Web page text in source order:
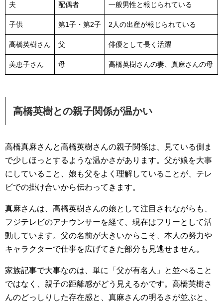
夫 配偶者 一般男性と報じられている
子供 第1子・第2子 2人の出産が報じられている
高橋英樹さん 父 俳優として長く活躍
美恵子さん 母 高橋英樹さんの妻、真麻さんの母
高橋英樹との親子関係が温かい
高橋真麻さんと高橋英樹さんの親子関係は、見ている側ま
で少しほっとするような温かさがあります。父が娘を大事
にしていること、娘も父をよく理解していることが、テレ
ビでの掛け合いから伝わってきます。
真麻さんは、高橋英樹さんの娘として注目されながらも、
フジテレビのアナウンサーを経て、現在はフリーとして活
動しています。父の名前が大きいからこそ、本人の努力や
キャラクターで仕事を広げてきた部分も見逃せません。
家族記事で大事なのは、単に「父が有名人」と並べること
ではなく、親子の距離感がどう見えるかです。高橋英樹さ
んのどっしりした存在感と、真麻さんの明るさが並ぶと、